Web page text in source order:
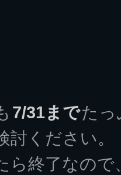
7/31までた
ください。
ら終了なの